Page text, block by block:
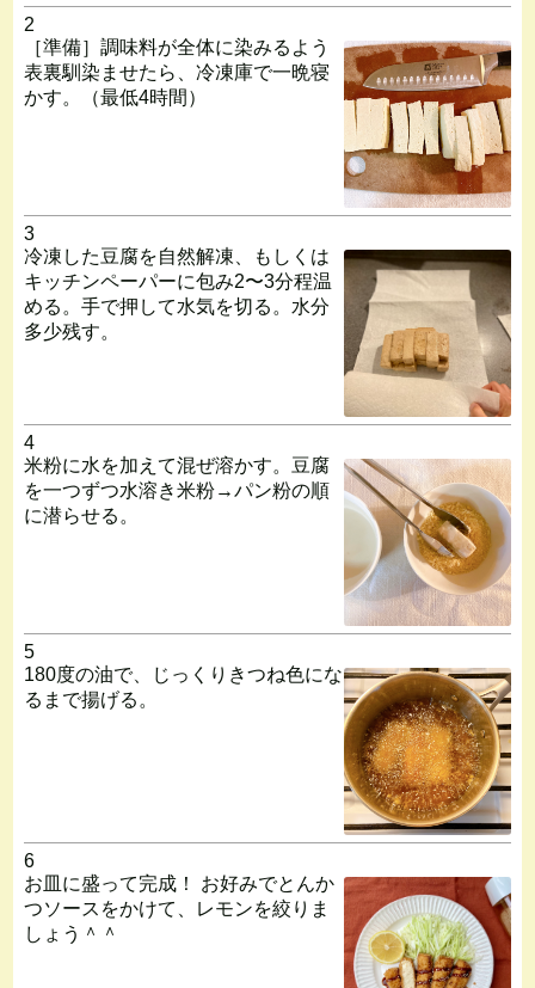
2
［準備］調味料が全体に染みるよう
表裏馴染ませたら、冷凍庫で一晩寝
かす。（最低4時間）
3
冷凍した豆腐を自然解凍、もしくは
キッチンペーパーに包み2〜3分程温
める。手で押して水気を切る。水分
多少残す。
4
米粉に水を加えて混ぜ溶かす。豆腐
を一つずつ水溶き米粉→パン粉の順
に潜らせる。
5
180度の油で、じっくりきつね色にな
るまで揚げる。
6
お皿に盛って完成！ お好みでとんか
つソースをかけて、レモンを絞りま
しょう＾＾